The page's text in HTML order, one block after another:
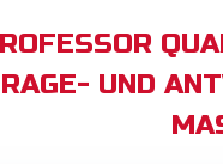
UND